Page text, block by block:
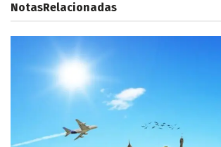
NotasRelacionadas